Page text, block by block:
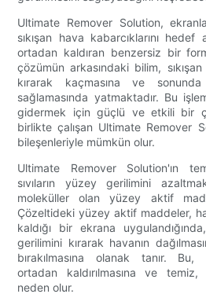
Ultimate Remover Solution,
sıkışan hava kabarcıklarını
ortadan kaldıran benzersiz bir
çözümün arkasındaki bilim,
kırarak kaçmasına ve
sağlamasında yatmaktadır. Bu
gidermek için güçlü ve etkili bir
birlikte çalışan Ultimate Remover
bileşenleriyle mümkün olur.
Ultimate Remover Solution'ın
sıvıların yüzey gerilimini
moleküller olan yüzey aktif
Çözeltideki yüzey aktif maddeler,
kaldığı bir ekrana
gerilimini kırarak havanın
bırakılmasına olanak tanır. Bu,
ortadan kaldırılmasına ve
neden olur.